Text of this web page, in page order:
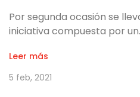
Por segunda ocasión se
iniciativa compuesta por
Leer más
5 feb, 2021